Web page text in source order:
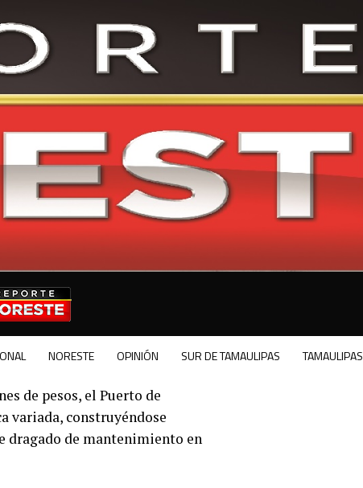
NORESTE OPINIÓN SUR DE TAMAULIPAS TAMAULIPAS
de pesos, el Puerto de
variada, construyéndose
dragado de mantenimiento en